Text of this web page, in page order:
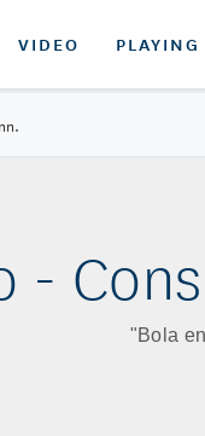
VIDEO PLAYING
-
"Bola